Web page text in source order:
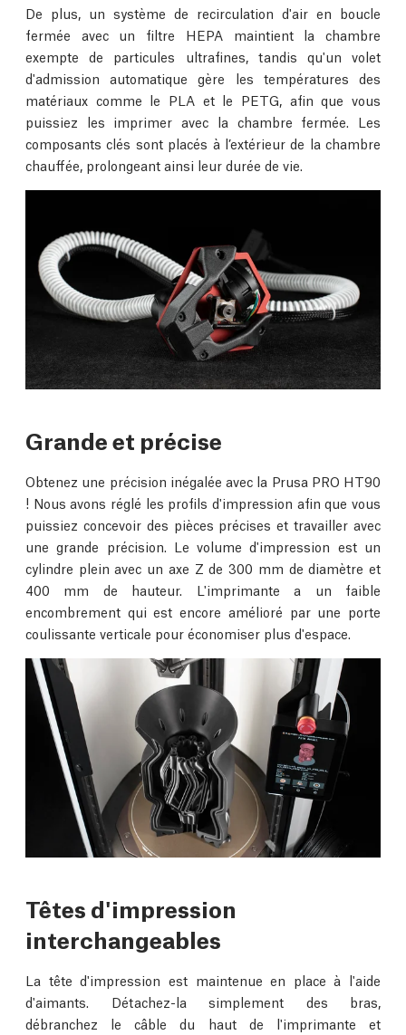
De plus, un système de recirculation d'air en boucle
fermée avec un filtre HEPA maintient la chambre
exempte de particules ultrafines, tandis qu'un volet
d'admission automatique gère les températures des
matériaux comme le PLA et le PETG, afin que vous
puissiez les imprimer avec la chambre fermée. Les
composants clés sont placés à l’extérieur de la chambre
chauffée, prolongeant ainsi leur durée de vie.
Grande et précise
Obtenez une précision inégalée avec la Prusa PRO HT90
! Nous avons réglé les profils d'impression afin que vous
puissiez concevoir des pièces précises et travailler avec
une grande précision. Le volume d'impression est un
cylindre plein avec un axe Z de 300 mm de diamètre et
400 mm de hauteur. L'imprimante a un faible
encombrement qui est encore amélioré par une porte
coulissante verticale pour économiser plus d'espace.
Têtes d'impression
interchangeables
La tête d'impression est maintenue en place à l'aide
d'aimants. Détachez-la simplement des bras,
débranchez le câble du haut de l'imprimante et